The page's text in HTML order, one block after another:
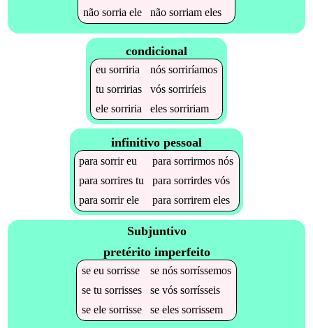
não sorria ele não sorriameles
condicional
eu sorriria nós sorriríamos
tu sorririas vós sorriríeis
ele sorriria eles sorririam
infinitivo pessoal
parasorrireu parasorrirmos nós
parasorrires tu parasorrirdes vós
parasorrirele parasorrirem eles
Subjuntivo
pretérito imperfeito
se eu sorrisse se nós sorríssemos
se tu sorrisses se vós sorrísseis
se ele sorrisse se eles sorrissem